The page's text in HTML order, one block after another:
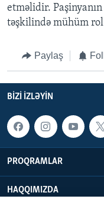
etməlidir.
təşkilində mühüm rol
Paylaş
BIZI IZLƏYIN
PROQRAMLAR
HAQQIMIZDA